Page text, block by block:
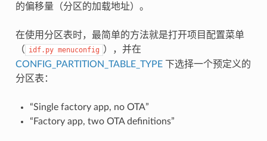
的偏移量（分区的加载地址）。
在使用分区表时，最简单的方法就是打开项目配置菜单
（
idf.py menuconfig
），并在
CONFIG_PARTITION_TABLE_TYPE下选择一个预定义的
分区表：
“Single factory app, no OTA”
“Factory app, two OTA definitions”